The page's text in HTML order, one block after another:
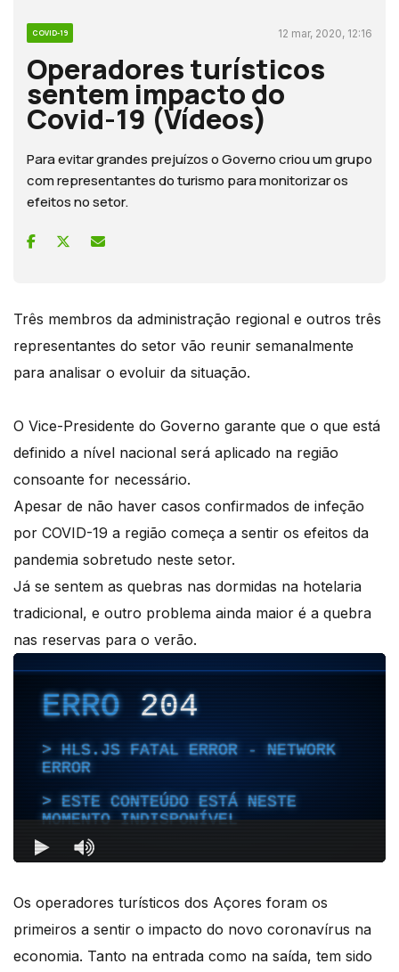
COVID-19 12 mar, 2020, 12:16
Operadores turísticos
sentem impacto do
Covid-19 (Vídeos)
Para evitar grandes prejuízos o Governo criou um grupo
com representantes do turismo para monitorizar os
efeitos no setor.
Três membros da administração regional e outros três
representantes do setor vão reunir semanalmente
para analisar o evoluir da situação.
O Vice-Presidente do Governo garante que o que está
definido a nível nacional será aplicado na região
consoante for necessário.
Apesar de não haver casos confirmados de infeção
por COVID-19 a região começa a sentir os efeitos da
pandemia sobretudo neste setor.
Já se sentem as quebras nas dormidas na hotelaria
tradicional, e outro problema ainda maior é a quebra
nas reservas para o verão.
Os operadores turísticos dos Açores foram os
primeiros a sentir o impacto do novo coronavírus na
economia. Tanto na entrada como na saída, tem sido